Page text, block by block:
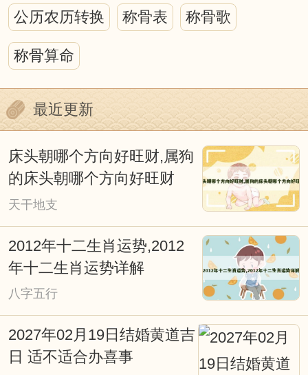
历法上的吉凶之说虽然充满迷信色
哲学、天文、地理、自然生态等诸多方面
丰富的内涵，并蕴藏着人们如何顺应自然
的论述。重要的是，我们不能否认其中蕴
含的心理因素。迷信附会和不加分析的批
判都是不可取的，我们今天以科学态度去
深入探究它，对阐明我国古代传统文化应
择日重要吗？择日就是择吉，也叫看
日子择吉日，本站是免费择日网。择日是
化活动、皇家礼祭，道家佛家的各种活
动，都和择吉日有着极大的关系。俗话
公历农历转换 称骨表 称骨歌
称骨算命
最近更新
床头朝哪个方向好旺财,属狗
的床头朝哪个方向好旺财
天干地支
2012年十二生肖运势,2012
年十二生肖运势详解
八字五行
2027年02月19日结婚黄道吉
日 适不适合办喜事